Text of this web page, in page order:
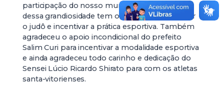
participação do nosso município num evento
dessa grandiosidade tem o intuito de promover
o judô e incentivar a prática esportiva. Também
agradeceu o apoio incondicional do prefeito
Salim Curi para incentivar a modalidade esportiva
e ainda agradeceu todo carinho e dedicação do
Sensei Lúcio Ricardo Shirato para com os atletas
santa-vitorienses.